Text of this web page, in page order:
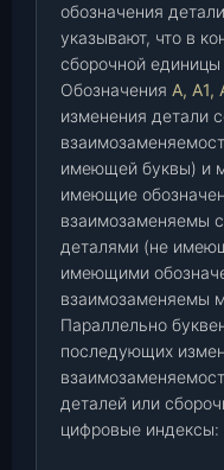
обозначения
указывают, что в
сборочной
Обозначения А, А1,
изменения детали
имеющей буквы) и
имеющие
взаимозаменяемы
деталями (не
имеющими
взаимозаменяемы
Параллельно
последующих
деталей или
цифровые индексы: